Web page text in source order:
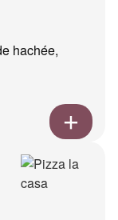
hachée,